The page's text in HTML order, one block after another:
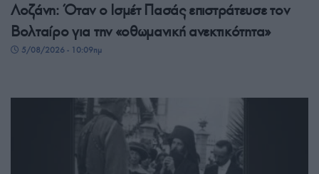
Λοζάνη: Όταν ο Ισμέτ Πασάς επιστράτευσε τον
Βολταίρο για την «οθωμανική ανεκτικότητα»
5/08/2026 - 10:09πμ